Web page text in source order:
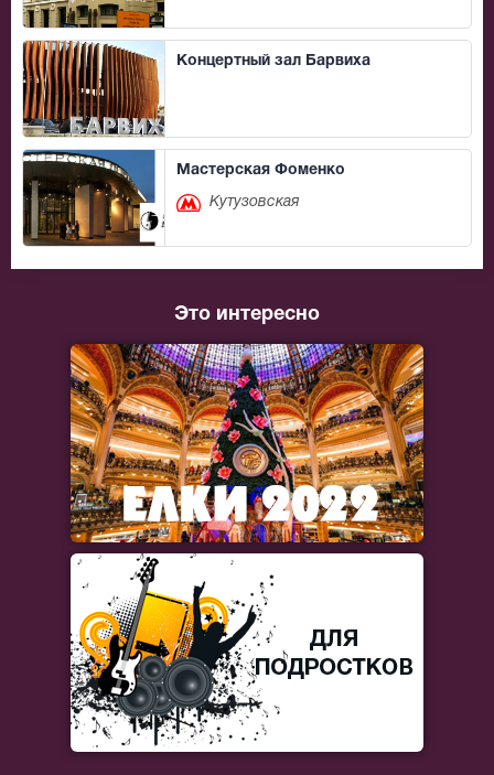
Концертный зал Барвиха
Мастерская Фоменко
Кутузовская
Это интересно